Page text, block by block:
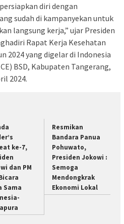
diri dengan
sudah di kampanyekan untuk
langsung kerja,” ujar Presiden
Rapat Kerja Kesehatan
2024 yang digelar di Indonesia
BSD, Kabupaten Tangerang,
2024.
ke-7,
dan PM
Sama
Resmikan
Bandara Panua
Pohuwato,
Presiden Jokowi :
Semoga
Mendongkrak
Ekonomi Lokal